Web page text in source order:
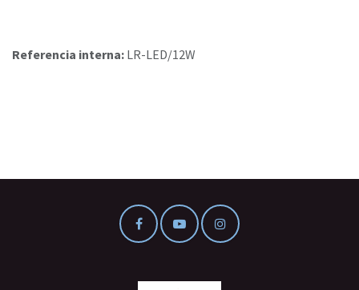
Referencia interna: LR-LED/12W